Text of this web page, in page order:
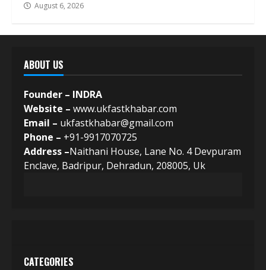
August 6, 2026
ABOUT US
Founder – INDRA
Website – www.ukfastkhabar.com
Email – ukfastkhabar@gmail.com
Phone – +91-9917070725
Address –Naithani House, Lane No. 4 Devpuram
Enclave, Badripur, Dehradun, 208005, Uk
CATEGORIES